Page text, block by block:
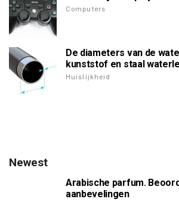
Computers
De diameters van de
kunststof en staal
Huislijkheid
Newest
Arabische parfum.
aanbevelingen